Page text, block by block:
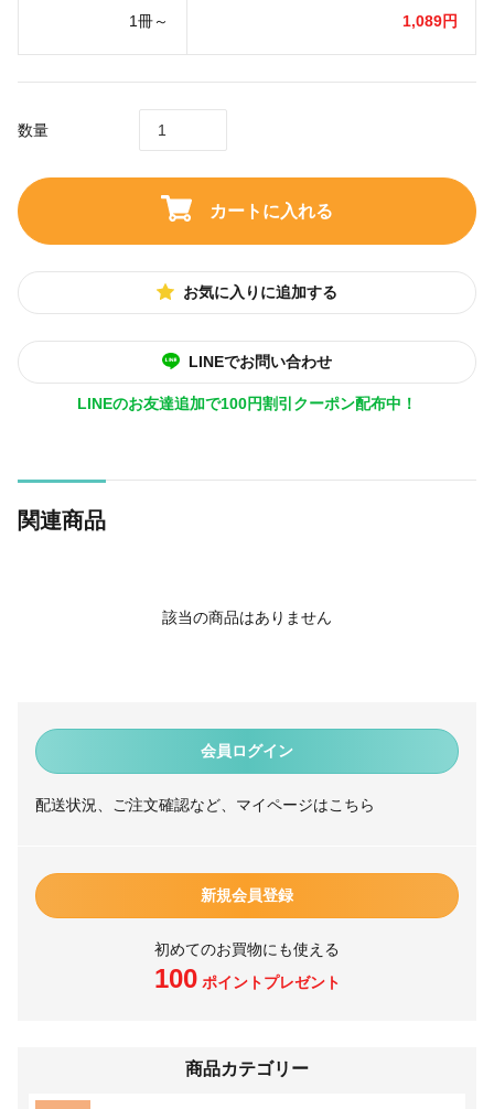
会員ログイン
配送状況、ご注文確認など、マイページはこちら
新規会員登録
初めてのお買物にも使える
100ポイントプレゼント
商品カテゴリー
1冊～ 1,089円
数量
カートに入れる
お気に入りに追加する
LINEでお問い合わせ
LINEのお友達追加で100円割引クーポン配布中！
関連商品
該当の商品はありません